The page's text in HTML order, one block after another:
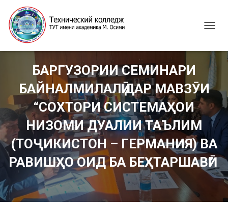
G
N
A
V
A
T
I
O
N
БАРГУЗОРИИ СЕМИНАРИ
БАЙНАЛМИЛАЛӢ ДАР МАВЗӮИ
“СОХТОРИ СИСТЕМАҲОИ
НИЗОМИ ДУАЛИИ ТАЪЛИМ
(ТОҶИКИСТОН – ГЕРМАНИЯ) ВА
РАВИШҲО ОИД БА БЕҲТАРШАВӢ”